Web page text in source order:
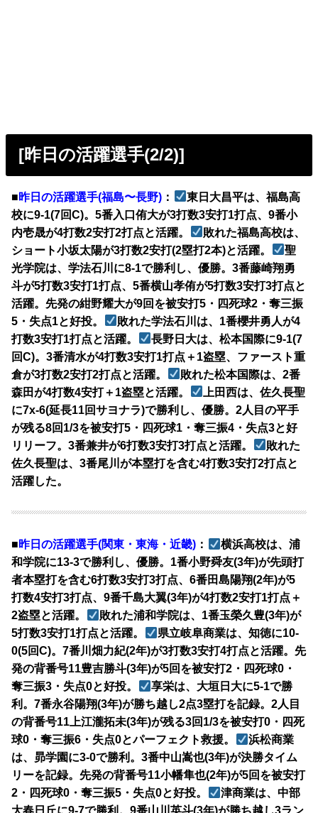
[昨日の活躍選手(2/2)]
■昨日の活躍選手(福島〜長野) ：
東日大昌平は、福島高
校に9-1(7回C)。5番入口侑大が3打数3安打1打点、9番小
内壱晟が4打数2安打2打点と活躍。
敗れた福島高校は、
ショート小坂太陽が3打数2安打(2塁打2本)と活躍。
聖
光学院は、学法石川に8-1で勝利し、優勝。3番藤崎翔勇
斗が5打数3安打1打点、5番横山孝侑が5打数3安打3打点と
活躍。先発の紺野耀大が9回を被安打5・四死球2・奪三振
5・失点1と好投。
敗れた学法石川は、1番櫻井勇人が4
打数3安打1打点と活躍。
長野日大は、松本国際に9-1(7
回C)。3番清水が4打数3安打1打点＋1盗塁、ファースト重
倉が3打数2安打2打点と活躍。
敗れた松本国際は、2番
森田が4打数4安打＋1盗塁と活躍。
上田西は、佐久長聖
に7x-6(延長11回サヨナラ)で勝利し、優勝。2人目の平手
が残る8回1/3を被安打5・四死球1・奪三振4・失点3と好
リリーフ。3番兼井が6打数3安打3打点と活躍。
敗れた
佐久長聖は、3番尾川が本塁打を含む4打数3安打2打点と
活躍した。
■昨日の活躍選手(関東・東海・近畿) ：
横浜高校は、浦
和学院に13-3で勝利し、優勝。1番小野舜友(3年)が先頭打
者本塁打を含む6打数3安打3打点、6番田島陽翔(2年)が5
打数4安打3打点、9番千島大翼(3年)が4打数2安打1打点＋
2盗塁と活躍。
敗れた浦和学院は、1番玉榮久豊(3年)が
5打数3安打1打点と活躍。
県立岐阜商業は、知徳に10-
0(5回C)。7番川畑力紀(2年)が3打数3安打4打点と活躍。先
発の背番号11豊吉勝斗(3年)が5回を被安打2・四死球0・
奪三振3・失点0と好投。
享栄は、大垣日大に5-1で勝
利。7番永谷陽翔(3年)が勝ち越し2点3塁打を記録。2人目
の背番号11上江瀧拓未(3年)が残る3回1/3を被安打0・四死
球0・奪三振6・失点0とパーフェクト救援。
浜松商業
は、昴学園に3-0で勝利。3番中山嵩也(3年)が決勝タイム
リーを記録。先発の背番号11小幡隼也(2年)が5回を被安打
2・四死球0・奪三振5・失点0と好投。
津商業は、中部
大春日丘に9-7で勝利。9番山川英斗(3年)が勝ち越し3ラン